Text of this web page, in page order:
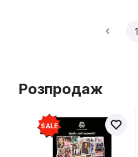
1
Розпродаж
SALE